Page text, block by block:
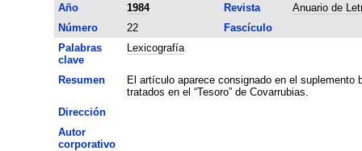
Año
1984 Revista
Anuario de
Número
22
Fascículo
Palabras
clave
Lexicografía
Resumen
El artículo aparece consignado en el suplemento
tratados en el “Tesoro” de Covarrubias.
Dirección
Autor
corporativo